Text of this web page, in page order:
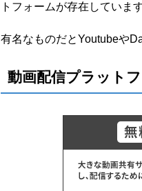
トフォームが存在しています
有名なものだとYoutubeや
動画配信プラット